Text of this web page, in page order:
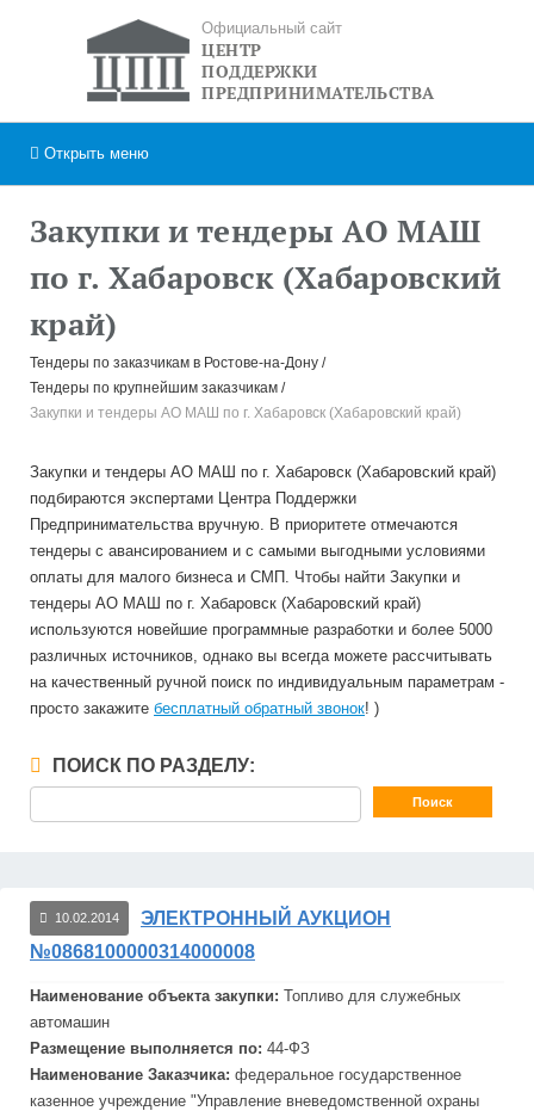
Официальный сайт
ЦЕНТР
ПОДДЕРЖКИ
ПРЕДПРИНИМАТЕЛЬСТВА
Открыть меню
Закупки и тендеры АО МАШ
по г. Хабаровск (Хабаровский
край)
Тендеры по заказчикам в Ростове-на-Дону
Тендеры по крупнейшим заказчикам
Закупки и тендеры АО МАШ по г. Хабаровск (Хабаровский край)
Закупки и тендеры АО МАШ по г. Хабаровск (Хабаровский край)
подбираются экспертами Центра Поддержки
Предпринимательства вручную. В приоритете отмечаются
тендеры с авансированием и с самыми выгодными условиями
оплаты для малого бизнеса и СМП. Чтобы найти Закупки и
тендеры АО МАШ по г. Хабаровск (Хабаровский край)
используются новейшие программные разработки и более 5000
различных источников, однако вы всегда можете рассчитывать
на качественный ручной поиск по индивидуальным параметрам -
просто закажите бесплатный обратный звонок! )
ПОИСК ПО РАЗДЕЛУ:
10.02.2014
ЭЛЕКТРОННЫЙ АУКЦИОН
№0868100000314000008
Наименование объекта закупки: Топливо для служебных
автомашин
Размещение выполняется по: 44-ФЗ
Наименование Заказчика: федеральное государственное
казенное учреждение "Управление вневедомственной охраны